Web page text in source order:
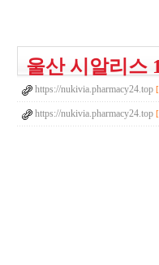
울산 시알리스
https://nukivia.pharmacy24.top
https://nukivia.pharmacy24.top